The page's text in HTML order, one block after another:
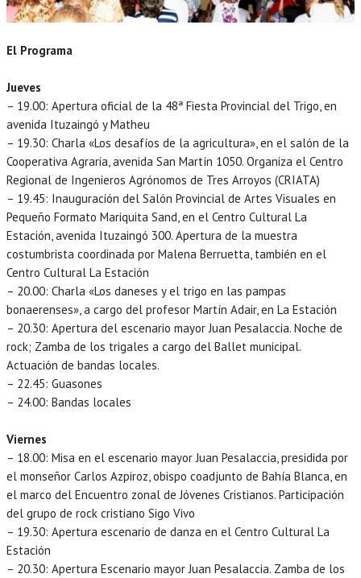
El Programa
Jueves
– 19.00: Apertura oficial de la 48ª Fiesta Provincial del Trigo, en
avenida Ituzaingó y Matheu
– 19.30: Charla «Los desafíos de la agricultura», en el salón de la
Cooperativa Agraria, avenida San Martín 1050. Organiza el Centro
Regional de Ingenieros Agrónomos de Tres Arroyos (CRIATA)
– 19.45: Inauguración del Salón Provincial de Artes Visuales en
Pequeño Formato Mariquita Sand, en el Centro Cultural La
Estación, avenida Ituzaingó 300. Apertura de la muestra
costumbrista coordinada por Malena Berruetta, también en el
Centro Cultural La Estación
– 20.00: Charla «Los daneses y el trigo en las pampas
bonaerenses», a cargo del profesor Martín Adair, en La Estación
– 20.30: Apertura del escenario mayor Juan Pesalaccia. Noche de
rock; Zamba de los trigales a cargo del Ballet municipal.
Actuación de bandas locales.
– 22.45: Guasones
– 24.00: Bandas locales
Viernes
– 18.00: Misa en el escenario mayor Juan Pesalaccia, presidida por
el monseñor Carlos Azpiroz, obispo coadjunto de Bahía Blanca, en
el marco del Encuentro zonal de Jóvenes Cristianos. Participación
del grupo de rock cristiano Sigo Vivo
– 19.30: Apertura escenario de danza en el Centro Cultural La
Estación
– 20.30: Apertura Escenario mayor Juan Pesalaccia. Zamba de los